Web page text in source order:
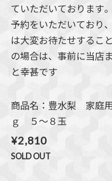
ていただいております
予約をいただいており
は大変お待たせするこ
の場合は、事前に当店
と幸甚です
商品名：豊水梨 家庭
ｇ ５～８玉
¥2,810
SOLD OUT